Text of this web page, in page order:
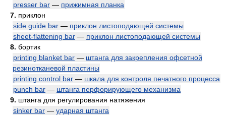
presser bar — прижимная планка
7. приклон
side guide bar — приклон листоподающей системы
sheet-flattening bar — приклон листоподающей системы
8. бортик
printing blanket bar — штанга для закрепления офсетной
резинотканевой пластины
printing control bar — шкала для контроля печатного процесса
punch bar — штанга перфорирующего механизма
9. штанга для регулирования натяжения
sinker bar — ударная штанга